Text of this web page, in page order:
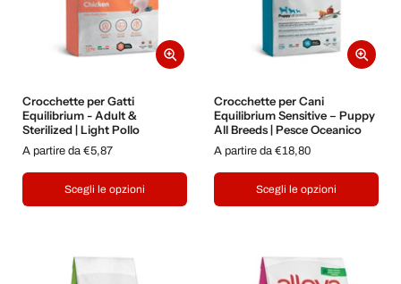
Crocchette per Gatti
Equilibrium - Adult &
Sterilized | Light Pollo
A partire da €5,87
Scegli le opzioni
Crocchette per Cani
Equilibrium Sensitive – Puppy
All Breeds | Pesce Oceanico
A partire da €18,80
Scegli le opzioni